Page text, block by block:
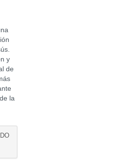
y
de
la